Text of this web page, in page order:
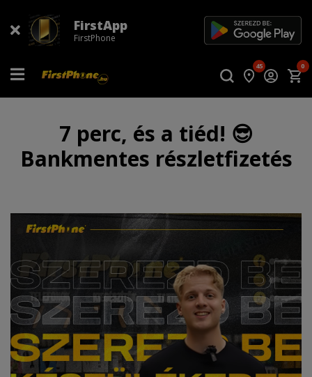
FirstApp
FirstPhone
45 0
7 perc, és a tiéd! 😎
Bankmentes részletfizetés